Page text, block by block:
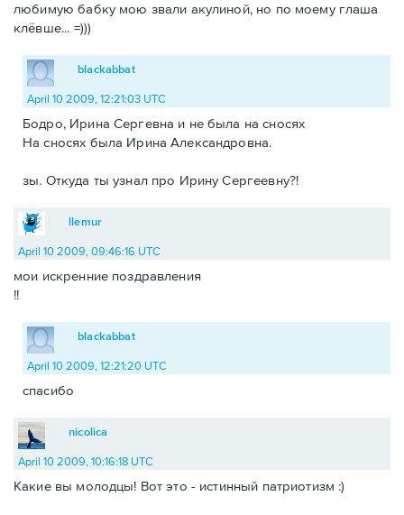
любимую бабку мою звали акулиной, но по моему глаша
клёвше... =)))
blackabbat
April 10 2009, 12:21:03 UTC
Бодро, Ирина Сергевна и не была на сносях
На сносях была Ирина Александровна.
зы. Откуда ты узнал про Ирину Сергеевну?!
llemur
April 10 2009, 09:46:16 UTC
мои искренние поздравления
!!
blackabbat
April 10 2009, 12:21:20 UTC
спасибо
nicolica
April 10 2009, 10:16:18 UTC
Какие вы молодцы! Вот это - истинный патриотизм :)